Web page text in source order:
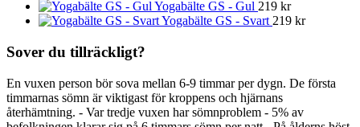
Yogabälte GS - Gul 219 kr
Yogabälte GS - Svart 219 kr
Sover du tillräckligt?
En vuxen person bör sova mellan 6-9 timmar per dygn. De första
timmarnas sömn är viktigast för kroppens och hjärnans
återhämtning. - Var tredje vuxen har sömnproblem - 5% av